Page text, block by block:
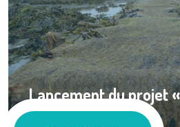
Lancement du projet
...